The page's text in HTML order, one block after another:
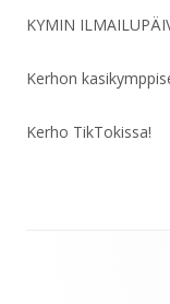
KYMIN
Kerhon
Kerho TikTokissa!